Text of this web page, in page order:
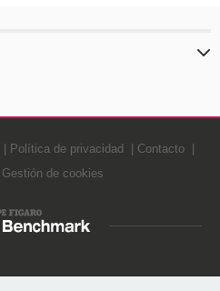
Política de privacidad
Contacto
Gestión de cookies